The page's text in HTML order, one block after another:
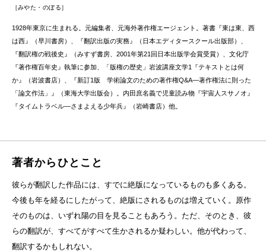
みやた・のぼる
1928年東京に生まれる。元編集者、元海外著作権エージェント。著書『東は東、西
は西』（早川書房）、『翻訳出版の実務』（日本エディタースクール出版部）、
『翻訳権の戦後史』（みすず書房、2001年第21回日本出版学会賞受賞）、文化庁
『著作権百年史』執筆に参加、「版権の歴史」岩波講座文学1『テキストとは何
か』（岩波書店）、『新訂1版 学術論文のための著作権Q&A—著作権法に則った
「論文作法」』（東海大学出版会）。内田庶名義で児童読み物『宇宙人スサノオ』
『タイムトラベル—さまよえる少年兵』（岩崎書店）他。
著者からひとこと
彼らが翻訳した作品には、すでに絶版になっているものも多くある。
今後も年を経るにしたがって、絶版にされるものは増えていく。原作
そのものは、いずれ陽の目を見ることもあろう。ただ、そのとき、彼
らの翻訳が、すべてがすべて生かされるか疑わしい。他が代わって、
翻訳するかもしれない。